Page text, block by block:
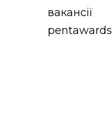
вакансії
pentawards